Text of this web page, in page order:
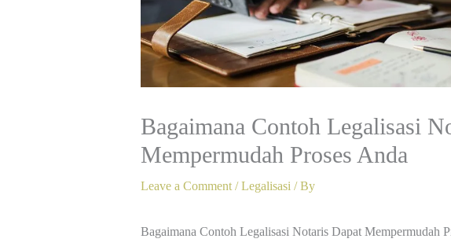
Bagaimana Contoh Legalisasi
Mempermudah Proses Anda
Leave a Comment /Legalisasi / By
Bagaimana Contoh Legalisasi Notaris Dapat Mempermudah